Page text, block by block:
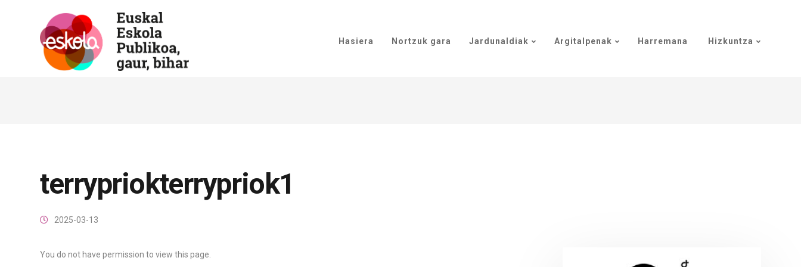
Hasiera Nortzuk gara Jardunaldiak Argitalpenak Harremana Hizkuntza
terrypriokterrypriok1
2025-03-13
You do not have permission to view this page.